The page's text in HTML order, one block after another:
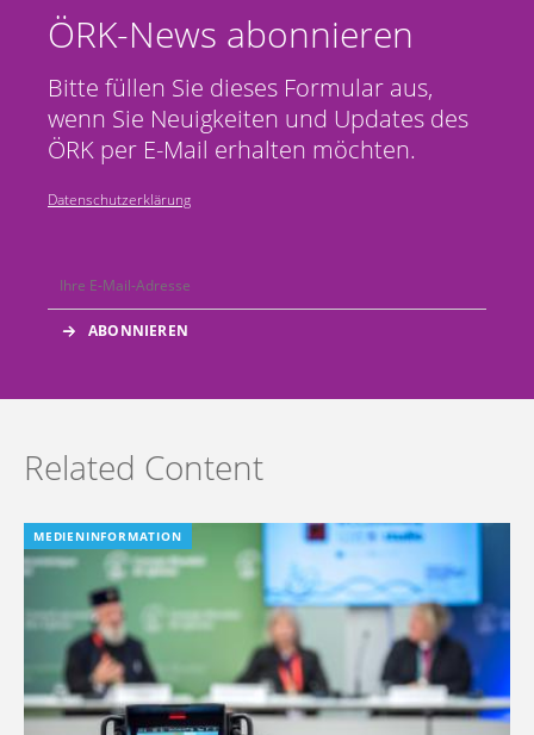
ÖRK-News abonnieren
Bitte füllen Sie dieses Formular aus,
wenn Sie Neuigkeiten und Updates des
ÖRK per E-Mail erhalten möchten.
Datenschutzerklärung
Related Content
MEDIENINFORMATION